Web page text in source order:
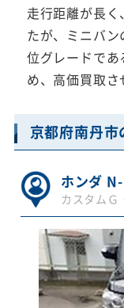
走行距離が長
たが、ミニバ
位グレードであ
め、高価買取さ
京都府南丹市
ホンダ
カスタムＧ